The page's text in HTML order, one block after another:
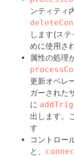
ンティティ
します(ス
めに使用さ
属性の処理
更新オペレ
ガーされた
に
出します。
す
コントロー
と、